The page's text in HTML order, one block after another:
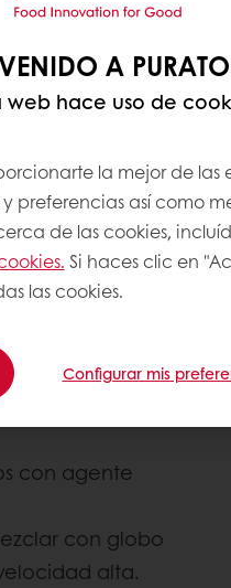
con agente
con globo
alta.
A
web hace uso de
la mejor de las
preferencias así como
de las cookies,
Si haces clic en
las cookies.
Configurar mis